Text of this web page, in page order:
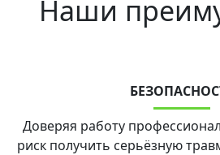
Наши
Доверяя работу
риск получить серьёзную